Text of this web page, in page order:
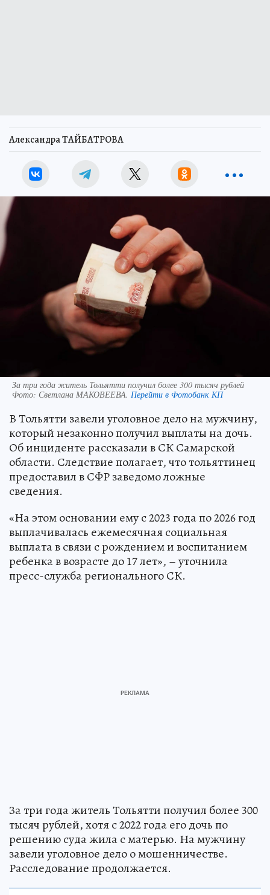
Александра ТАЙБАТРОВА
За три года житель Тольятти получил более 300 тысяч рублей
Фото: Светлана МАКОВЕЕВА. Перейти в Фотобанк КП
В Тольятти завели уголовное дело на мужчину,
который незаконно получил выплаты на дочь.
Об инциденте рассказали в СК Самарской
области. Следствие полагает, что тольяттинец
предоставил в СФР заведомо ложные
сведения.
«На этом основании ему с 2023 года по 2026 год
выплачивалась ежемесячная социальная
выплата в связи с рождением и воспитанием
ребенка в возрасте до 17 лет», – уточнила
пресс-служба регионального СК.
За три года житель Тольятти получил более 300
тысяч рублей, хотя с 2022 года его дочь по
решению суда жила с матерью. На мужчину
завели уголовное дело о мошенничестве.
Расследование продолжается.